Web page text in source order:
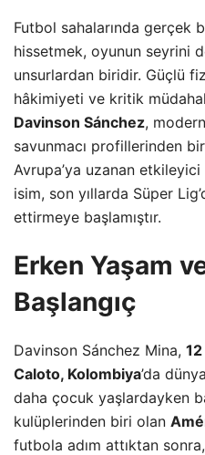
Futbol sahalarında gerçek
hissetmek, oyunun seyrini
unsurlardan biridir. Güçlü
hâkimiyeti ve kritik
Davinson Sánchez,
savunmacı profillerinden
Avrupa’ya uzanan
isim, son yıllarda Süper
ettirmeye başlamıştır.
Erken Yaşam
Başlangıç
Davinson Sánchez Mina,
Caloto, Kolombiya’da
daha çocuk yaşlardayken
kulüplerinden biri olan
futbola adım attıktan